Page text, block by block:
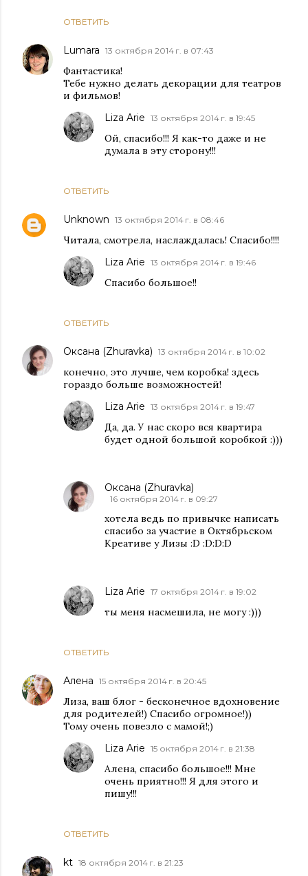
ОТВЕТИТЬ
Lumara 13 октября 2014 г. в 07:43
Фантастика!
Тебе нужно делать декорации для театров
и фильмов!
ОТВЕТИТЬ
Liza Arie 13 октября 2014 г. в 19:45
Ой, спасибо!!! Я как-то даже и не
думала в эту сторону!!!
Unknown 13 октября 2014 г. в 08:46
Читала, смотрела, наслаждалась! Спасибо!!!!
ОТВЕТИТЬ
Liza Arie 13 октября 2014 г. в 19:46
Спасибо большое!!
Оксана (Zhuravka) 13 октября 2014 г. в 10:02
конечно, это лучше, чем коробка! здесь
гораздо больше возможностей!
ОТВЕТИТЬ
Liza Arie 13 октября 2014 г. в 19:47
Да, да. У нас скоро вся квартира
будет одной большой коробкой :)))
Оксана (Zhuravka)
16 октября 2014 г. в 09:27
хотела ведь по привычке написать
спасибо за участие в Октябрьском
Креативе у Лизы :D :D:D:D
Liza Arie 17 октября 2014 г. в 19:02
ты меня насмешила, не могу :)))
Алена 15 октября 2014 г. в 20:45
Лиза, ваш блог - бесконечное вдохновение
для родителей!) Спасибо огромное!))
Тому очень повезло с мамой!;)
ОТВЕТИТЬ
Liza Arie 15 октября 2014 г. в 21:38
Алена, спасибо большое!!! Мне
очень приятно!!! Я для этого и
пишу!!!
kt 18 октября 2014 г. в 21:23